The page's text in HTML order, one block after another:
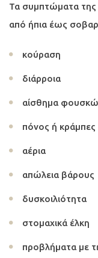
Τα συμπτώματα της
από ήπια έως
κούραση
διάρροια
αίσθημα
πόνος ή κράμπες
αέρια
απώλεια βάρους
δυσκοιλιότητα
στομαχικά έλκη
προβλήματα με